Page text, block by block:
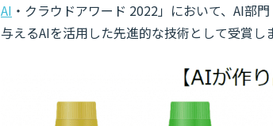
AI ・クラウドアワード 2022」において、AI部
与えるAIを活用した先進的な技術として受賞し